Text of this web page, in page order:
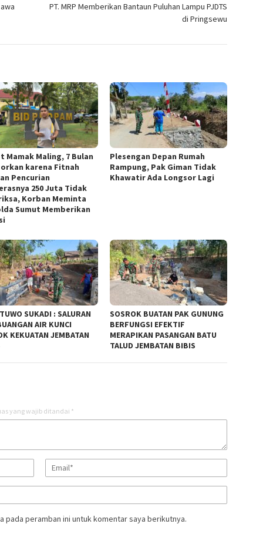
PT. MRP Memberikan Bantaun Puluhan Lampu PJDTS
di Pringsewu
Mamak Maling, 7 Bulan
karena Fitnah
Pencurian
250 Juta Tidak
Korban Meminta
Sumut Memberikan
Plesengan Depan Rumah
Rampung, Pak Giman Tidak
Khawatir Ada Longsor Lagi
SUKADI : SALURAN
AIR KUNCI
KEKUATAN JEMBATAN
SOSROK BUATAN PAK GUNUNG
BERFUNGSI EFEKTIF
MERAPIKAN PASANGAN BATU
TALUD JEMBATAN BIBIS
yang wajib ditandai *
pada peramban ini untuk komentar saya berikutnya.